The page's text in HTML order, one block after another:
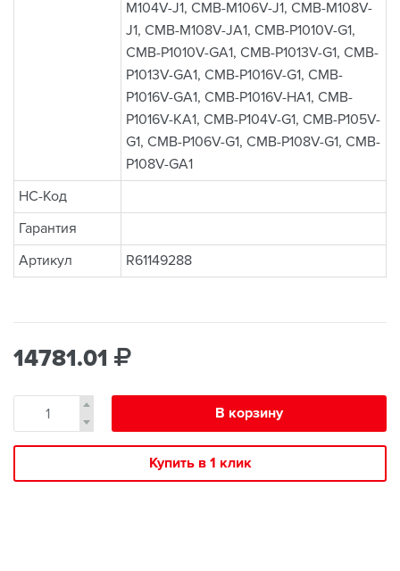
M104V-J1, CMB-M106V-J1, CMB-M108V-
J1, CMB-M108V-JA1, CMB-P1010V-G1,
CMB-P1010V-GA1, CMB-P1013V-G1, CMB-
P1013V-GA1, CMB-P1016V-G1, CMB-
P1016V-GA1, CMB-P1016V-HA1, CMB-
P1016V-KA1, CMB-P104V-G1, CMB-P105V-
G1, CMB-P106V-G1, CMB-P108V-G1, CMB-
P108V-GA1
НС-Код
Гарантия
Артикул
R61149288
14781.01
В корзину
Купить в 1 клик